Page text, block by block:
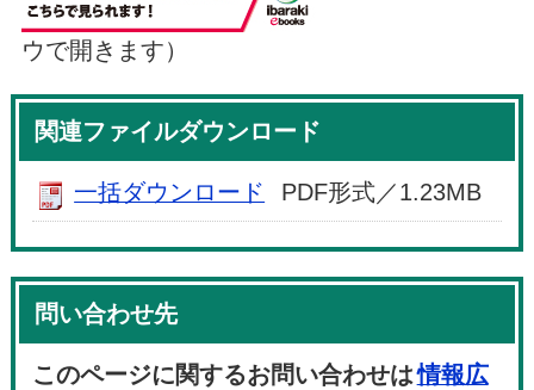
ウで開きます）
関連ファイルダウンロード
一括ダウンロード PDF形式／1.23MB
問い合わせ先
このページに関するお問い合わせは情報広